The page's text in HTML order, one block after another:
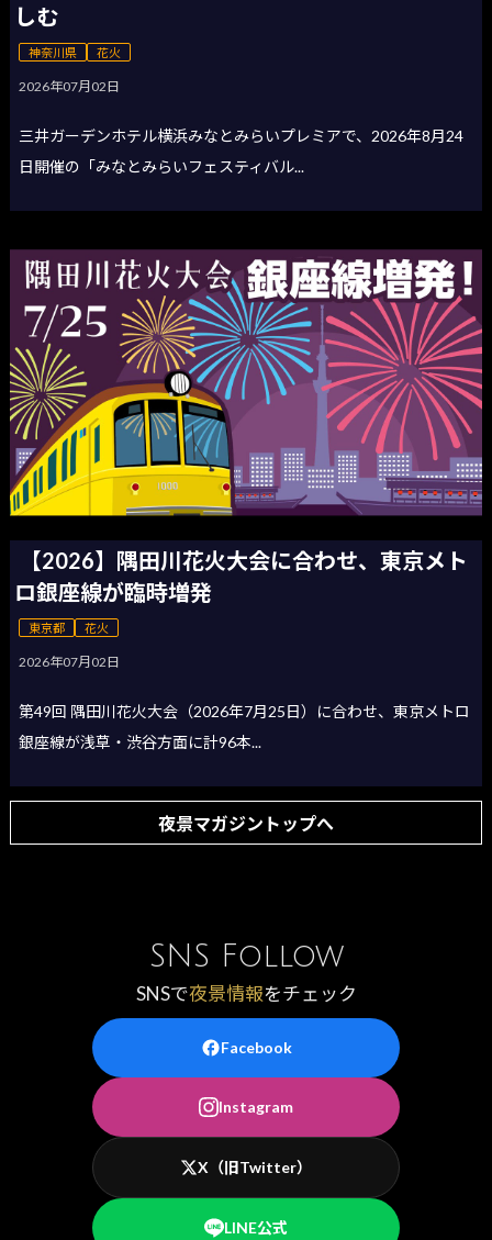
しむ
神奈川県 花火
2026年07月02日
三井ガーデンホテル横浜みなとみらいプレミアで、2026年8月24
日開催の「みなとみらいフェスティバル...
【2026】隅田川花火大会に合わせ、東京メト
ロ銀座線が臨時増発
東京都 花火
2026年07月02日
第49回 隅田川花火大会（2026年7月25日）に合わせ、東京メトロ
銀座線が浅草・渋谷方面に計96本...
夜景マガジントップへ
SNS Follow
SNSで夜景情報をチェック
Facebook
Instagram
X（旧Twitter）
LINE公式